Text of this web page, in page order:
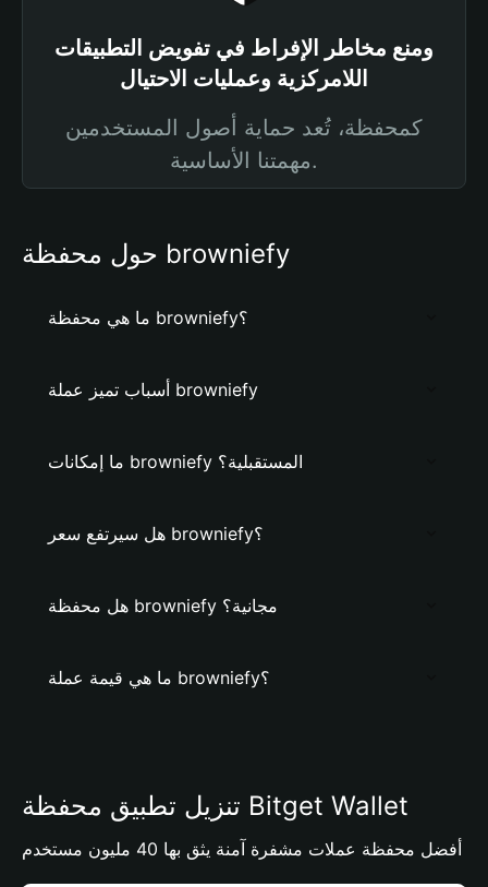
ومنع مخاطر الإفراط في تفويض التطبيقات
اللامركزية وعمليات الاحتيال
كمحفظة، تُعد حماية أصول المستخدمين
مهمتنا الأساسية.
حول محفظة browniefy
ما هي محفظة browniefy؟
أسباب تميز عملة browniefy
ما إمكانات browniefy المستقبلية؟
هل سيرتفع سعر browniefy؟
هل محفظة browniefy مجانية؟
ما هي قيمة عملة browniefy؟
تنزيل تطبيق محفظة Bitget Wallet
أفضل محفظة عملات مشفرة آمنة يثق بها 40 مليون مستخدم